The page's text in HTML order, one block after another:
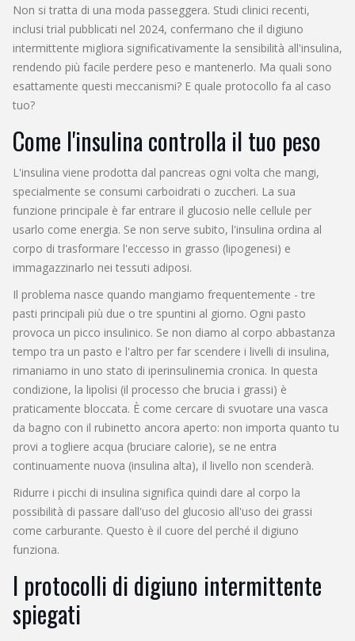
Non si tratta di una moda passeggera. Studi clinici recenti,
inclusi trial pubblicati nel 2024, confermano che il digiuno
intermittente migliora significativamente la sensibilità all'insulina,
rendendo più facile perdere peso e mantenerlo. Ma quali sono
esattamente questi meccanismi? E quale protocollo fa al caso
tuo?
Come l'insulina controlla il tuo peso
L'insulina viene prodotta dal pancreas ogni volta che mangi,
specialmente se consumi carboidrati o zuccheri. La sua
funzione principale è far entrare il glucosio nelle cellule per
usarlo come energia. Se non serve subito, l'insulina ordina al
corpo di trasformare l'eccesso in grasso (lipogenesi) e
immagazzinarlo nei tessuti adiposi.
Il problema nasce quando mangiamo frequentemente - tre
pasti principali più due o tre spuntini al giorno. Ogni pasto
provoca un picco insulinico. Se non diamo al corpo abbastanza
tempo tra un pasto e l'altro per far scendere i livelli di insulina,
rimaniamo in uno stato di iperinsulinemia cronica. In questa
condizione, la lipolisi (il processo che brucia i grassi) è
praticamente bloccata. È come cercare di svuotare una vasca
da bagno con il rubinetto ancora aperto: non importa quanto tu
provi a togliere acqua (bruciare calorie), se ne entra
continuamente nuova (insulina alta), il livello non scenderà.
Ridurre i picchi di insulina significa quindi dare al corpo la
possibilità di passare dall'uso del glucosio all'uso dei grassi
come carburante. Questo è il cuore del perché il digiuno
funziona.
I protocolli di digiuno intermittente
spiegati